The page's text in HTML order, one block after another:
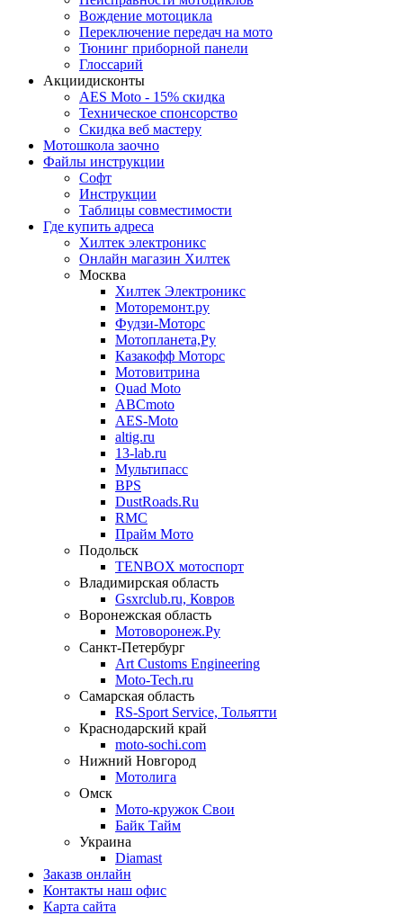
Вождение мотоцикла
Переключение передач на мото
Тюнинг приборной панели
Глоссарий
Акциидисконты
AES Moto - 15% скидка
Техническое спонсорство
Скидка веб мастеру
Мотошкола заочно
Файлы инструкции
Софт
Инструкции
Таблицы совместимости
Где купить адреса
Хилтек электроникс
Онлайн магазин Хилтек
Москва
Хилтек Электроникс
Моторемонт.ру
Фудзи-Моторс
Мотопланета,Ру
Казакофф Моторс
Мотовитрина
Quad Moto
ABCmoto
AES-Moto
altig.ru
13-lab.ru
Мультипасс
BPS
DustRoads.Ru
RMC
Прайм Мото
Подольск
TENBOX мотоспорт
Владимирская область
Gsxrclub.ru, Ковров
Воронежская область
Мотоворонеж.Ру
Санкт-Петербург
Art Customs Engineering
Moto-Tech.ru
Самарская область
RS-Sport Service, Тольятти
Краснодарский край
moto-sochi.com
Нижний Новгород
Мотолига
Омск
Мото-кружок Свои
Байк Тайм
Украина
Diamast
Заказв онлайн
Контакты наш офис
Карта сайта